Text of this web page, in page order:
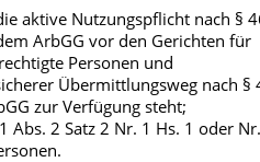
aktive Nutzungspflicht nach §
ArbGG vor den Gerichten für
Personen und
Übermittlungsweg nach §
zur Verfügung steht;
Abs. 2 Satz 2 Nr. 1 Hs. 1 oder